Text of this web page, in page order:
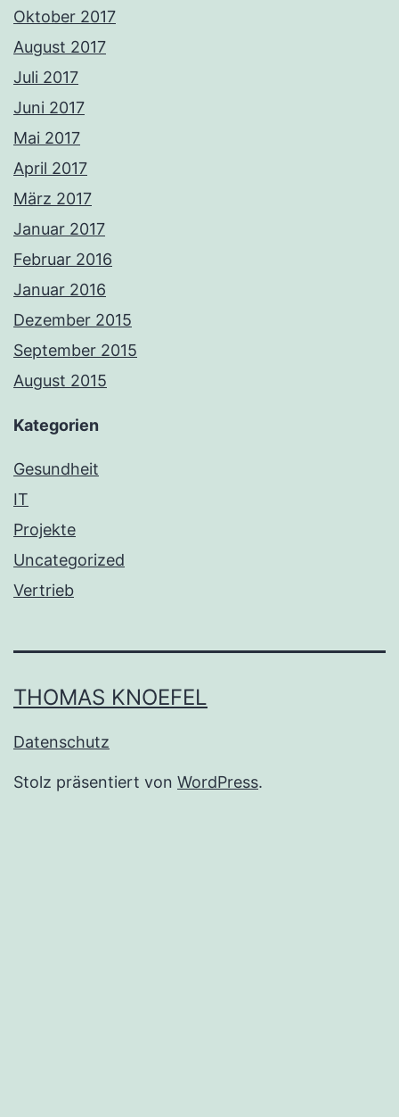
Oktober 2017
August 2017
Juli 2017
Juni 2017
Mai 2017
April 2017
März 2017
Januar 2017
Februar 2016
Januar 2016
Dezember 2015
September 2015
August 2015
Kategorien
Gesundheit
IT
Projekte
Uncategorized
Vertrieb
THOMAS KNOEFEL
Datenschutz
Stolz präsentiert von WordPress.